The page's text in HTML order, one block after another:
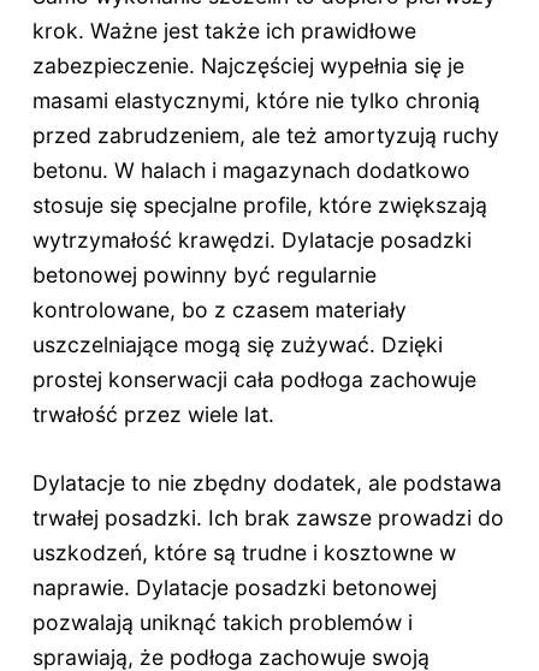
krok. Ważne jest także ich prawidłowe
zabezpieczenie. Najczęściej wypełnia się je
masami elastycznymi, które nie tylko chronią
przed zabrudzeniem, ale też amortyzują ruchy
betonu. W halach i magazynach dodatkowo
stosuje się specjalne profile, które zwiększają
wytrzymałość krawędzi. Dylatacje posadzki
betonowej powinny być regularnie
kontrolowane, bo z czasem materiały
uszczelniające mogą się zużywać. Dzięki
prostej konserwacji cała podłoga zachowuje
trwałość przez wiele lat.
Dylatacje to nie zbędny dodatek, ale podstawa
trwałej posadzki. Ich brak zawsze prowadzi do
uszkodzeń, które są trudne i kosztowne w
naprawie. Dylatacje posadzki betonowej
pozwalają uniknąć takich problemów i
sprawiają, że podłoga zachowuje swoją